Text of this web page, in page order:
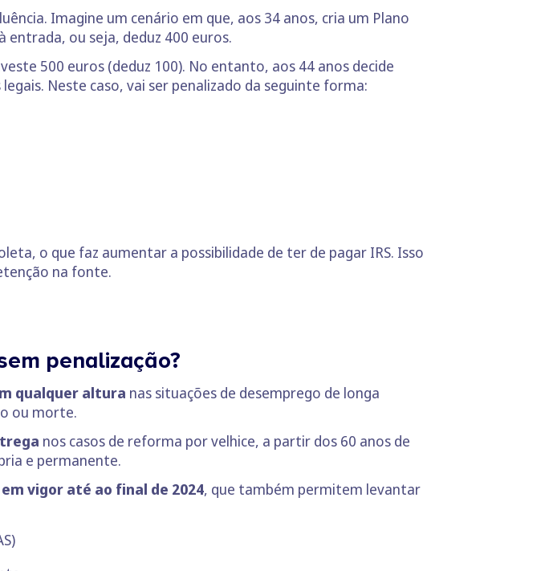
Imagine um cenário em que, aos 34 anos, cria um Plano
entrada, ou seja, deduz 400 euros.
500 euros (deduz 100). No entanto, aos 44 anos decide
Neste caso, vai ser penalizado da seguinte forma:
o que faz aumentar a possibilidade de ter de pagar IRS. Isso
na fonte.
penalização?
qualquer altura nas situações de desemprego de longa
ou morte.
nos casos de reforma por velhice, a partir dos 60 anos de
e permanente.
vigor até ao final de 2024, que também permitem levantar